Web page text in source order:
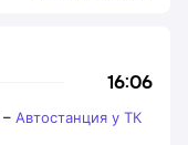
16:06
– Автостанция у ТК